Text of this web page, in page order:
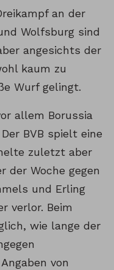
an der
Wolfsburg sind
angesichts der
kaum zu
Wurf gelingt.
allem Borussia
BVB spielt eine
zuletzt aber
der Woche gegen
und Erling
verlor. Beim
wie lange der
von